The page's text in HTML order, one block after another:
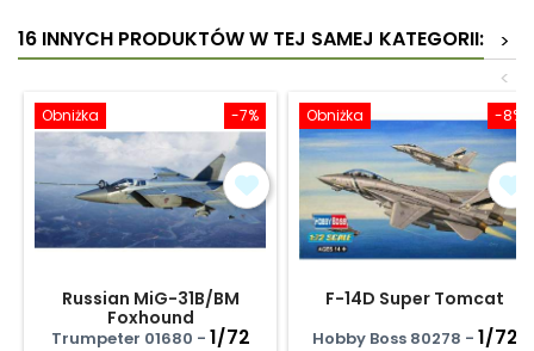
16 INNYCH PRODUKTÓW W TEJ SAMEJ KATEGORII:
>
<
-7%
Obniżka
Russian MiG-31B/BM
Foxhound
Trumpeter 01680 - 1/72
-8%
Obniżka
F-14D Super Tomcat
Hobby Boss 80278 - 1/72